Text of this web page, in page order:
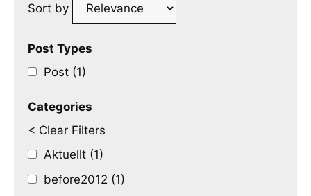
Sort by
Post Types
Post (1)
Categories
< Clear Filters
Aktuellt (1)
before2012 (1)